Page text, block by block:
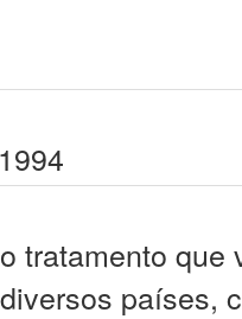
tratamento
países,